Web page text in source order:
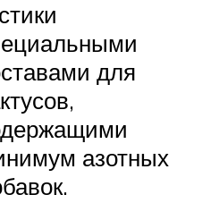
для
азотных